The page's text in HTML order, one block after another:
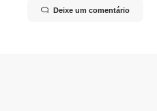
Deixe um comentário